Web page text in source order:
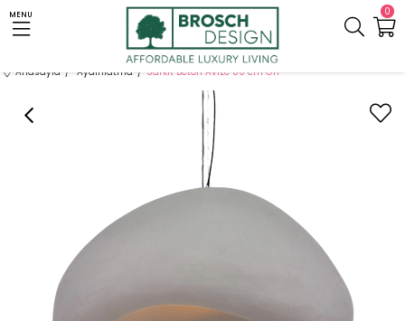
0
MENU
Anasayfa Aydınlatma Sarkıt Beton Avize 80 cm Gri